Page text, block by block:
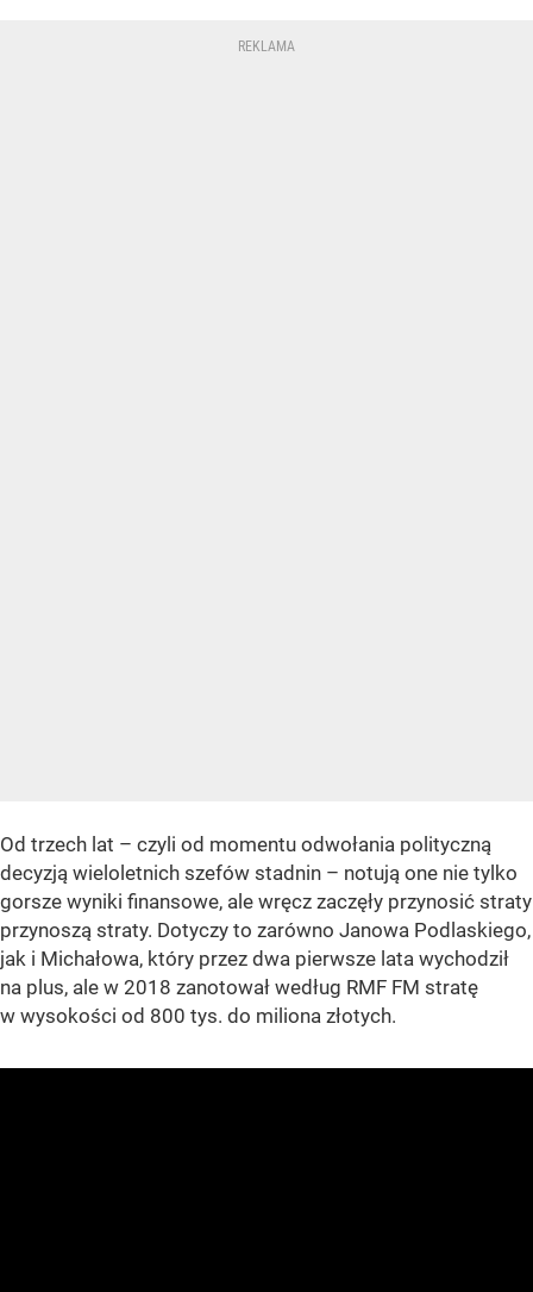
Od trzech lat – czyli od momentu odwołania polityczną
decyzją wieloletnich szefów stadnin – notują one nie tylko
gorsze wyniki finansowe, ale wręcz zaczęły przynosić straty
przynoszą straty. Dotyczy to zarówno Janowa Podlaskiego,
jak i Michałowa, który przez dwa pierwsze lata wychodził
na plus, ale w 2018 zanotował według RMF FM stratę
w wysokości od 800 tys. do miliona złotych.